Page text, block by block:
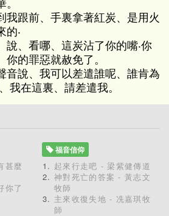
我跟前、手裏拿著紅炭、是用火
的‧
說、看哪、這炭沾了你的嘴‧你
你的罪惡就赦免了。
音說、我可以差遣誰呢、誰肯為
我在這裏、請差遣我。
甚麼
你了
福音信仰
起來行走吧 - 梁紫健傳道
神對死亡的答案 - 黃志文
牧師
主來收復失地 - 冼嘉琪牧
師